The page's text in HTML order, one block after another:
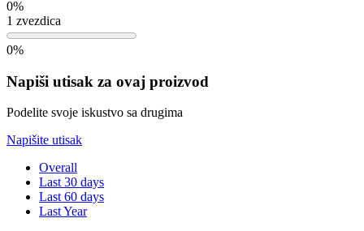
0%
1 zvezdica
0%
Napiši utisak za ovaj proizvod
Podelite svoje iskustvo sa drugima
Napišite utisak
Overall
Last 30 days
Last 60 days
Last Year